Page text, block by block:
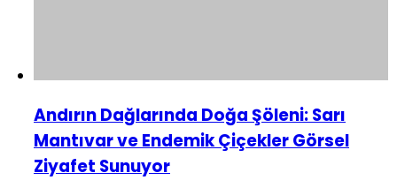
Andırın Dağlarında Doğa Şöleni: Sarı
Mantıvar ve Endemik Çiçekler Görsel
Ziyafet Sunuyor